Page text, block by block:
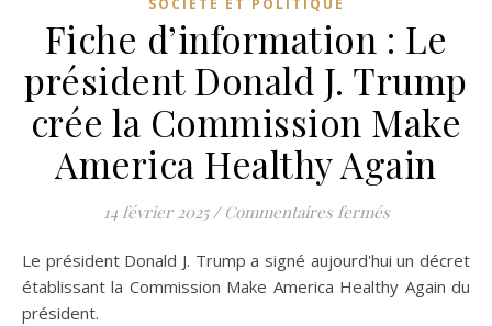
SOCIÉTÉ ET POLITIQUE
Fiche d’information : Le
président Donald J. Trump
crée la Commission Make
America Healthy Again
14 février 2025 / Commentaires ferméssur Fiche
Le président Donald J. Trump a signé aujourd'hui un décret
établissant la Commission Make America Healthy Again du
président.